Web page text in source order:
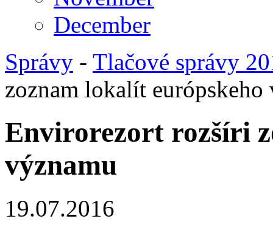
December
Správy - Tlačové správy
zoznam lokalít európskeho
Envirorezort rozšíri
významu
19.07.2016